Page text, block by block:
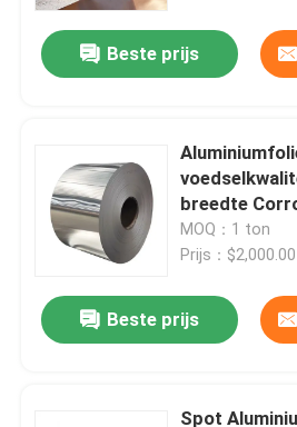
Beste prijs
breedte
MOQ：1 ton
Prijs：$2,000.00
Beste prijs
Spot